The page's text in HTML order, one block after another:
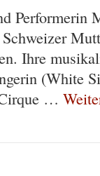
Performerin
Ihre
(White
…